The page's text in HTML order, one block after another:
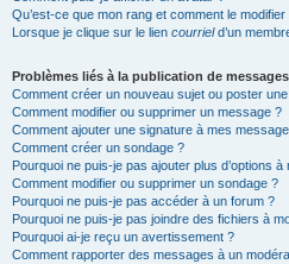
Qu’est-ce que mon rang et comment le modifier
Lorsque je clique sur le lien courrield’un
Problèmes liés à la publication de messages
Comment créer un nouveau sujet ou poster
Comment modifier ou supprimer un message ?
Comment ajouter une signature à mes
Comment créer un sondage ?
Pourquoi ne puis-je pas ajouter plus d’options à
Comment modifier ou supprimer un sondage ?
Pourquoi ne puis-je pas accéder à un forum ?
Pourquoi ne puis-je pas joindre des fichiers à
Pourquoi ai-je reçu un avertissement ?
Comment rapporter des messages à un